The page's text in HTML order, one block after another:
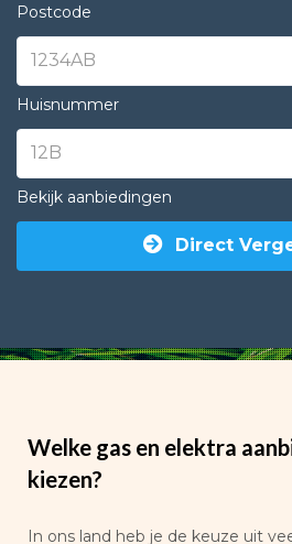
Postcode
Huisnummer
Bekijk aanbiedingen
Direct
Welke gas en elektra
kiezen?
In ons land heb je de keuze uit